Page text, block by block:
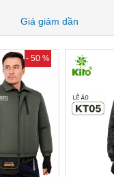
Giá giảm dần
- 50 %